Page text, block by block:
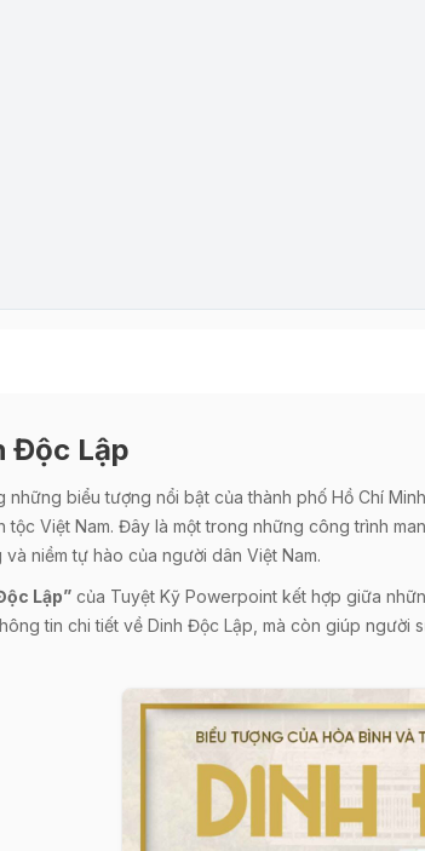
Độc Lập
những biểu tượng nổi bật của thành phố Hồ Chí
tộc Việt Nam. Đây là một trong những công trình
niềm tự hào của người dân Việt Nam.
Lập” của Tuyệt Kỹ Powerpoint kết hợp giữa
tin chi tiết về Dinh Độc Lập, mà còn giúp